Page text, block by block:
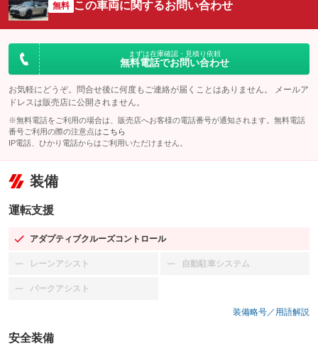
無料 この車両に関するお問い合わせ
まずは在庫確認・見積り依頼
無料電話でお問い合わせ
お気軽にどうぞ。問合せ後に何度もご連絡が届くことはありません。 メールア
ドレスは販売店に公開されません。
※無料電話をご利用の場合は、販売店へお客様の電話番号が通知されます。無料電話
番号ご利用の際の注意点は こちら
IP電話、ひかり電話からはご利用いただけません。
装備
運転支援
アダプティブクルーズコントロール
：装備あり
レーンアシスト
：装備なし 自動駐車システム
：装備なし
パークアシスト
：装備なし
装備略号／用語解説
安全装備